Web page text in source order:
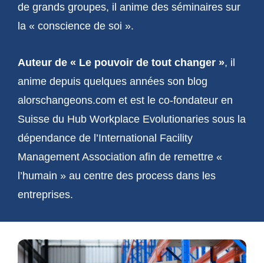
de grands groupes, il anime des séminaires sur
la « conscience de soi ».
Auteur de « Le pouvoir de tout changer », il
anime depuis quelques années son blog
alorschangeons.com et est le co-fondateur en
Suisse du Hub Workplace Evolutionaries sous la
dépendance de l’International Facility
Management Association afin de remettre «
l’humain » au centre des process dans les
entreprises.